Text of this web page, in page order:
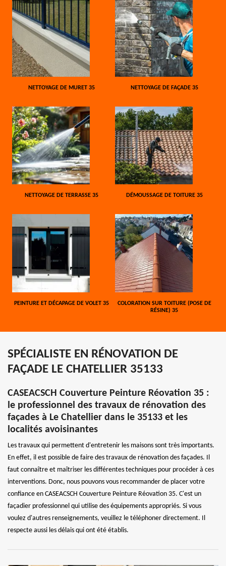
NETTOYAGE DE MURET 35 NETTOYAGE DE FAÇADE 35
NETTOYAGE DE TERRASSE 35 DÉMOUSSAGE DE TOITURE 35
PEINTURE ET DÉCAPAGE DE VOLET 35
COLORATION SUR TOITURE (POSE DE
RÉSINE) 35
SPÉCIALISTE EN RÉNOVATION DE
FAÇADE LE CHATELLIER 35133
CASEACSCH Couverture Peinture Réovation 35 :
le professionnel des travaux de rénovation des
façades à Le Chatellier dans le 35133 et les
localités avoisinantes
Les travaux qui permettent d'entretenir les maisons sont très importants.
En effet, il est possible de faire des travaux de rénovation des façades. Il
faut connaître et maîtriser les différentes techniques pour procéder à ces
interventions. Donc, nous pouvons vous recommander de placer votre
confiance en CASEACSCH Couverture Peinture Réovation 35. C'est un
façadier professionnel qui utilise des équipements appropriés. Si vous
voulez d'autres renseignements, veuillez le téléphoner directement. Il
respecte aussi les délais qui ont été établis.